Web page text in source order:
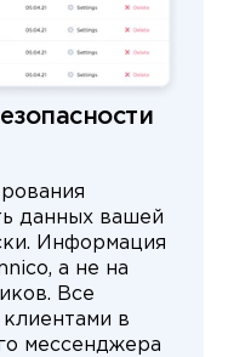
данных вашей
Информация
а не на
Все
в
мессенджера